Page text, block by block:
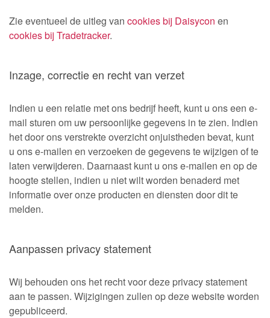
Zie eventueel de uitleg van cookies bij Daisycon en
cookies bij Tradetracker.
Inzage, correctie en recht van verzet
Indien u een relatie met ons bedrijf heeft, kunt u ons een e-
mail sturen om uw persoonlijke gegevens in te zien. Indien
het door ons verstrekte overzicht onjuistheden bevat, kunt
u ons e-mailen en verzoeken de gegevens te wijzigen of te
laten verwijderen. Daarnaast kunt u ons e-mailen en op de
hoogte stellen, indien u niet wilt worden benaderd met
informatie over onze producten en diensten door dit te
melden.
Aanpassen privacy statement
Wij behouden ons het recht voor deze privacy statement
aan te passen. Wijzigingen zullen op deze website worden
gepubliceerd.